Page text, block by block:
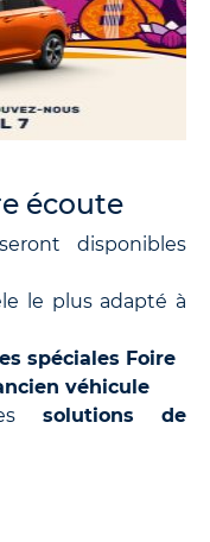
écoute
disponibles
le plus adapté à
spéciales Foire
véhicule
solutions de